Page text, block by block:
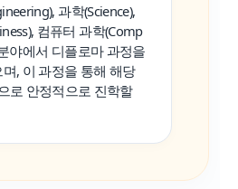
과학(Science),
컴퓨터 과학(Comp
야에서 디플로마 과정을
, 이 과정을 통해 해당
로 안정적으로 진학할